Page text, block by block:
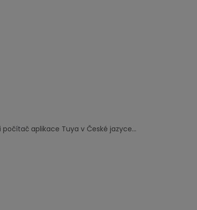
aplikace Tuya v České jazyce...